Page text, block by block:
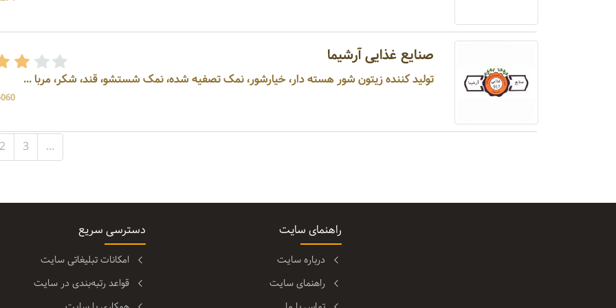
صنایع غذایی آرشیما
تولید کننده زیتون شور هسته دار، خیارشور، نمک تصفیه شده، نمک شستشو، قند، شکر، مربا ...
5060
2 3 ...
راهنمای سایت
درباره سایت
راهنمای سایت
دسترسی سریع
امکانات تبلیغاتی سایت
قواعد رتبه‌بندی در سایت